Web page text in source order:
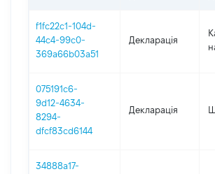
f1fc22c1-104d-
44c4-99c0-
369a66b03a51
Декларація
075191c6-
9d12-4634-
8294-
dfcf83cd6144
Декларація
34888a17-